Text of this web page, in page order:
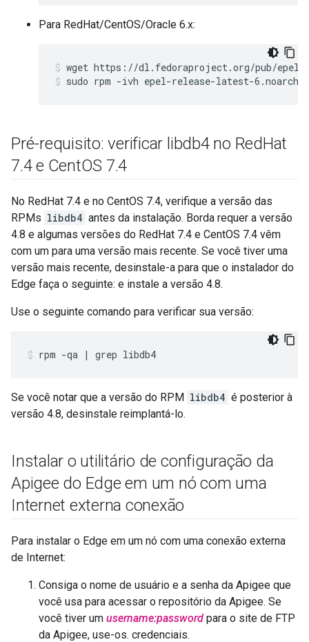
Para RedHat/CentOS/Oracle 6.x:
sudo rpm -ivh epel-release-latest-
Pré-requisito: verificar libdb4 no RedHat
7.4 e CentOS 7.4
No RedHat 7.4 e no CentOS 7.4, verifique a versão das
RPMs libdb4 antes da instalação. Borda requer a versão
4.8 e algumas versões do RedHat 7.4 e CentOS 7.4 vêm
com um para uma versão mais recente. Se você tiver uma
versão mais recente, desinstale-a para que o instalador do
Edge faça o seguinte: e instale a versão 4.8.
Use o seguinte comando para verificar sua versão:
rpm -qa | grep libdb4
Se você notar que a versão do RPM libdb4 é posterior à
versão 4.8, desinstale reimplantá-lo.
Instalar o utilitário de configuração da
Apigee do Edge em um nó com uma
Internet externa conexão
Para instalar o Edge em um nó com uma conexão externa
de Internet:
Consiga o nome de usuário e a senha da Apigee que
você usa para acessar o repositório da Apigee. Se
você tiver um username:password para o site de FTP
da Apigee, use-os. credenciais.